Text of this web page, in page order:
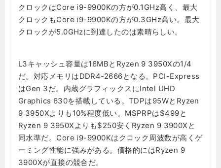
クロックはCore i9-9900Kの方が0.1GHz高く、最大
クロックもCore i9-9900Kの方が0.3GHz高い。最大
クロックが5.0GHzに到達したのは素晴らしい。
L3キャッシュ容量は16MBとRyzen 9 3950Xの1/4
だ。対応メモリはDDR4-2666となる。PCI-Express
はGen 3だ。内蔵グラフィックスにIntel UHD
Graphics 630を搭載している。TDPは95WとRyzen
9 3950Xよりも10%程度低い。MSPRPは$499と
Ryzen 9 3950Xよりも$250安くRyzen 9 3900Xと
同水準だ。Core i9-9900Kはクロック周波数が高くゲ
ーミング性能に強みがある。価格的にはRyzen 9
3900Xが直接の競合だ。